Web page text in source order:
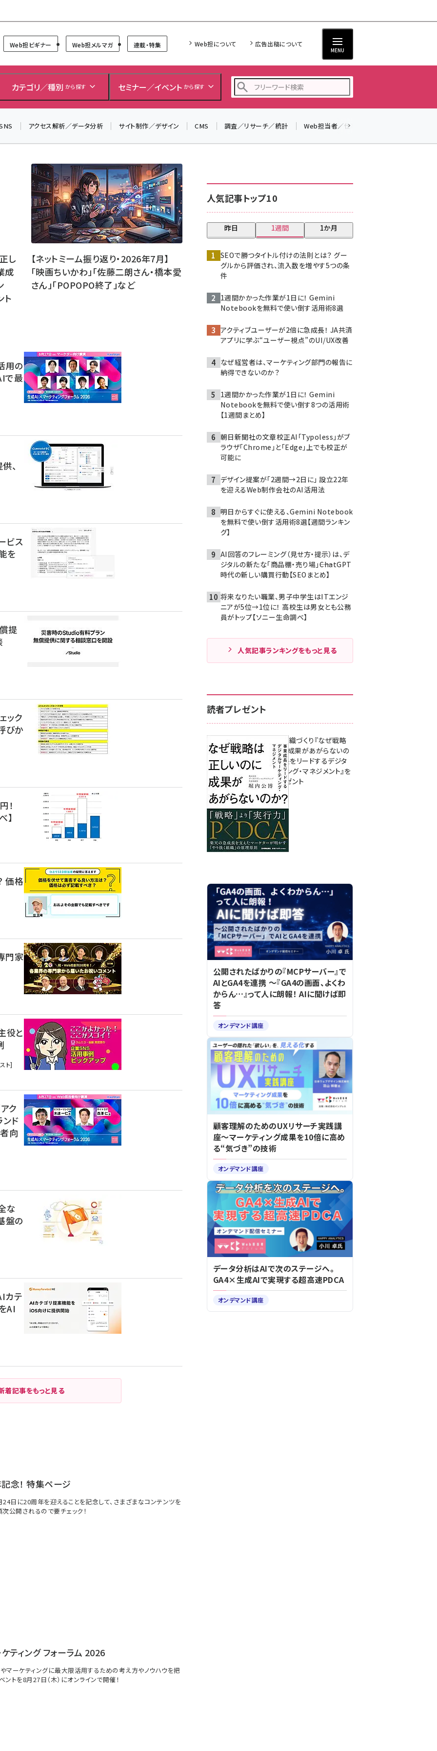
Web担ビギナー Web担メルマガ 連載・特集 Web担について 広告出稿について
MENU
カテゴリ／種別 から探す セミナー／イベント から探す
セミナー (2308)
z世代 (1623)
llmo (1166)
アクセス解析／データ分析 サイト制作／デザイン CMS 調査／リサーチ／統計 Web担当者／仕事
し
成
ト
【ネットミーム振り返り・2026年7月】
「映画ちいかわ」「佐藤二朗さん・橋本愛
さん」「POPOPO終了」など
用の
で最
、
ビス
を
提
ック
びか
！
】
価格
門家
役と
ト]
ク
ド
向
な
盤の
カテ
AI
着記事をもっと見る
念！ 特集ページ
日に20周年を迎えることを記念して、さまざまなコンテンツを
公開されるので要チェック！
ティング フォーラム 2026
マーケティングに最大限活用するための考え方やノウハウを把
ントを8月27日（木）にオンラインで開催！
人気記事トップ10
昨日 1週間 1か月
SEOで勝つタイトル付けの法則とは？ グー
グルから評価され、流入数を増やす5つの条
件
1週間かかった作業が1日に！ Gemini
Notebookを無料で使い倒す活用術8選
アクティブユーザーが2倍に急成長！ JA共済
アプリに学ぶ“ユーザー視点”のUI/UX改善
なぜ経営者は、マーケティング部門の報告に
納得できないのか？
1週間かかった作業が1日に！ Gemini
Notebookを無料で使い倒す8つの活用術
【1週間まとめ】
朝日新聞社の文章校正AI「Typoless」がブ
ラウザ「Chrome」と「Edge」上でも校正が
可能に
デザイン提案が「2週間→2日に」 設立22年
を迎えるWeb制作会社のAI活用法
明日からすぐに使える、Gemini Notebook
を無料で使い倒す活用術8選【週間ランキン
グ】
AI回答のフレーミング（見せ方・提示）は、デ
ジタルの新たな「商品棚・売り場」――ChatGPT
時代の新しい購買行動【SEOまとめ】
将来なりたい職業、男子中学生はITエンジ
ニアが5位→1位に！ 高校生は男女とも公務
員がトップ【ソニー生命調べ】
人気記事ランキングをもっと見る
読者プレゼント
成果を生む組織づくり『なぜ戦略
は正しいのに成果があがらないの
か？ 事業成長をリードするデジタ
ルマーケティング・マネジメント』を
3名様にプレゼント
8月7日 10:00
公開されたばかりの『MCPサーバー』で
AIとGA4を連携 ～『GA4の画面、よくわ
からん…』って人に朗報！ AIに聞けば即
答
オンデマンド講座
顧客理解のためのUXリサーチ実践講
座～マーケティング成果を10倍に高め
る“気づき”の技術
オンデマンド講座
データ分析はAIで次のステージへ。
GA4×生成AIで実現する超高速PDCA
オンデマンド講座
＼ 8月27日開催、申し込み受付中！ ／
2026」開催！
▼申し込みはこちらから▼